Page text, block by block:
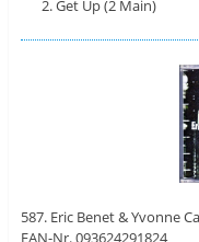
Get Up (2 Main)
587. Eric Benet & Yvonne
EAN-Nr. 093624291824